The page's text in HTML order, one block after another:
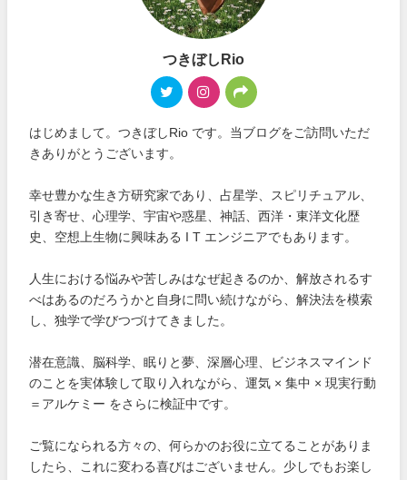
つきぼしRio
はじめまして。つきぼしRio です。当ブログをご訪問いただ
きありがとうございます。
幸せ豊かな生き方研究家であり、占星学、スピリチュアル、
引き寄せ、心理学、宇宙や惑星、神話、西洋・東洋文化歴
史、空想上生物に興味ある I T エンジニアでもあります。
人生における悩みや苦しみはなぜ起きるのか、解放されるす
べはあるのだろうかと自身に問い続けながら、解決法を模索
し、独学で学びつづけてきました。
潜在意識、脳科学、眠りと夢、深層心理、ビジネスマインド
のことを実体験して取り入れながら、運気 × 集中 × 現実行動
＝アルケミー をさらに検証中です。
ご覧になられる方々の、何らかのお役に立てることがありま
したら、これに変わる喜びはございません。少しでもお楽し